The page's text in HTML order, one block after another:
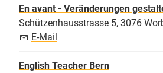
En avant - Veränderungen
Schützenhausstrasse 5, 3076
E-Mail
English Teacher Bern